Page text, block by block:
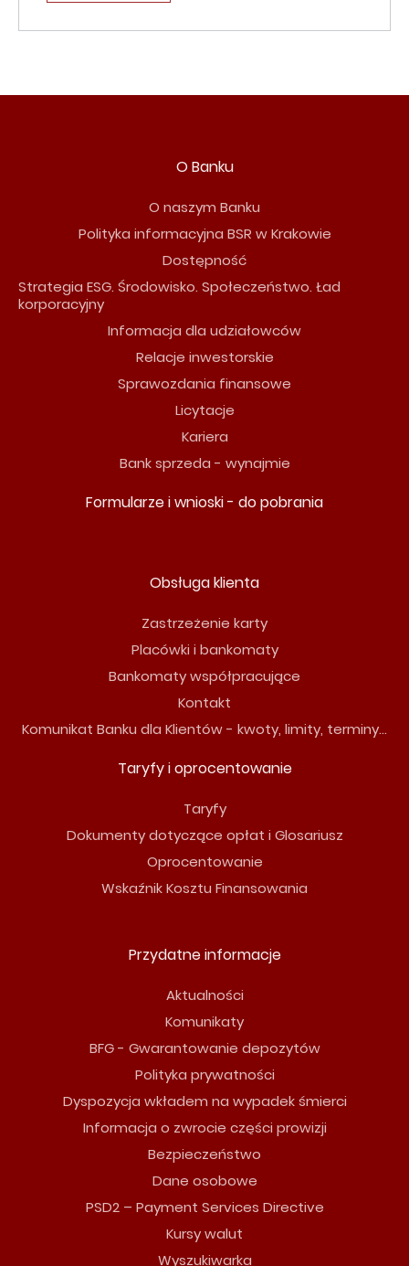
O Banku
O naszym Banku
Polityka informacyjna BSR w Krakowie
Dostępność
Strategia ESG. Środowisko. Społeczeństwo. Ład
korporacyjny
Informacja dla udziałowców
Relacje inwestorskie
Sprawozdania finansowe
Licytacje
Kariera
Bank sprzeda - wynajmie
Formularze i wnioski - do pobrania
Obsługa klienta
Zastrzeżenie karty
Placówki i bankomaty
Bankomaty współpracujące
Kontakt
Komunikat Banku dla Klientów - kwoty, limity, terminy...
Taryfy i oprocentowanie
Taryfy
Dokumenty dotyczące opłat i Glosariusz
Oprocentowanie
Wskaźnik Kosztu Finansowania
Przydatne informacje
Aktualności
Komunikaty
BFG - Gwarantowanie depozytów
Polityka prywatności
Dyspozycja wkładem na wypadek śmierci
Informacja o zwrocie części prowizji
Bezpieczeństwo
Dane osobowe
PSD2 – Payment Services Directive
Kursy walut
Wyszukiwarka